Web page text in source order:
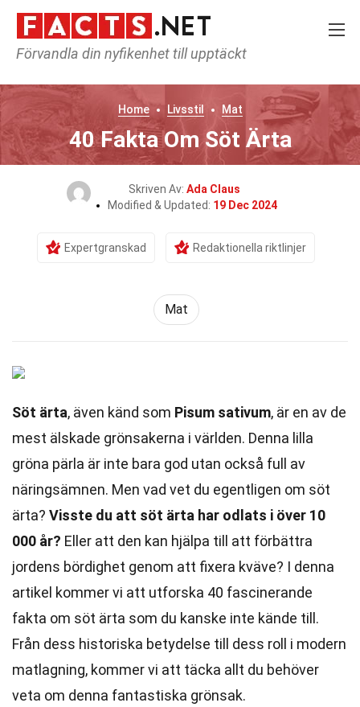
Förvandla din nyfikenhet till upptäckt
Home Livsstil Mat
40 Fakta Om Söt Ärta
Skriven Av: Ada Claus
Modified & Updated: 19 Dec 2024
Expertgranskad Redaktionella riktlinjer
Mat
Söt ärta, även känd som Pisum sativum, är en av de
mest älskade grönsakerna i världen. Denna lilla
gröna pärla är inte bara god utan också full av
näringsämnen. Men vad vet du egentligen om söt
ärta? Visste du att söt ärta har odlats i över 10
000 år? Eller att den kan hjälpa till att förbättra
jordens bördighet genom att fixera kväve? I denna
artikel kommer vi att utforska 40 fascinerande
fakta om söt ärta som du kanske inte kände till.
Från dess historiska betydelse till dess roll i modern
matlagning, kommer vi att täcka allt du behöver
veta om denna fantastiska grönsak.